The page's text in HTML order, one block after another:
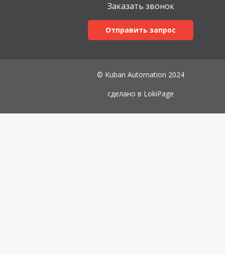
Заказать звонок
Отправить запрос
© Kuban Automation 2024
сделано в LokiPage